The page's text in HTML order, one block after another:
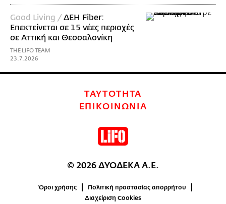
Good Living /ΔΕΗ Fiber:
Επεκτείνεται σε 15 νέες περιοχές
σε Αττική και Θεσσαλονίκη
THE LIFO TEAM
23.7.2026
ΤΑΥΤΟΤΗΤΑ
ΕΠΙΚΟΙΝΩΝΙΑ
© 2026 ΔΥΟΔΕΚΑ Α.Ε.
Όροι χρήσης
Πολιτική προστασίας απορρήτου
Διαχείριση Cookies